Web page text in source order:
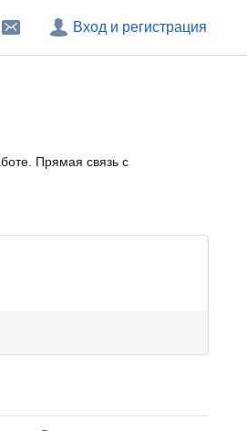
Вход и регистрация
Прямая связь с